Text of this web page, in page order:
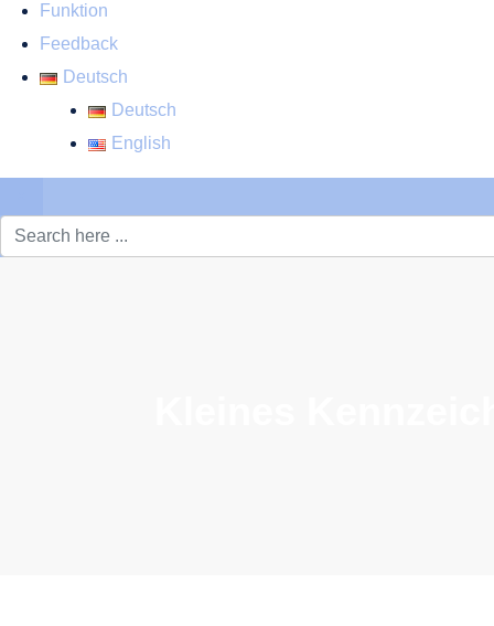
Funktion
Feedback
Deutsch
Deutsch
English